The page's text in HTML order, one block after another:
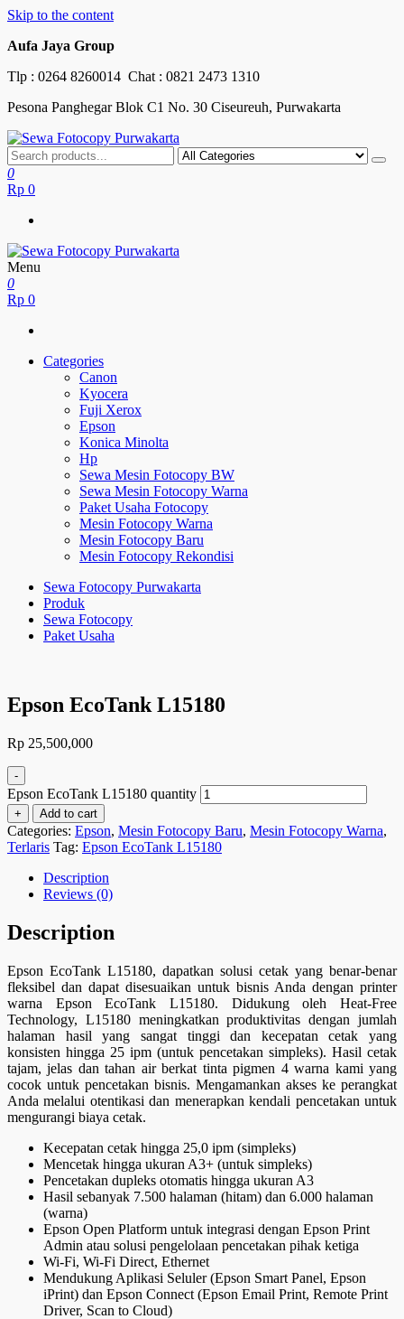
Skip to the content
Aufa Jaya Group
Tlp : 0264 8260014 Chat : 0821 2473 1310
Pesona Panghegar Blok C1 No. 30 Ciseureuh, Purwakarta
Sewa Fotocopy Purwakarta
Free Maintenance
0
Rp 0
Sewa Fotocopy Purwakarta
Free Maintenance
Menu
0
Rp 0
Categories
Canon
Kyocera
Fuji Xerox
Epson
Konica Minolta
Hp
Sewa Mesin Fotocopy BW
Sewa Mesin Fotocopy Warna
Paket Usaha Fotocopy
Mesin Fotocopy Warna
Mesin Fotocopy Baru
Mesin Fotocopy Rekondisi
Sewa Fotocopy Purwakarta
Produk
Sewa Fotocopy
Paket Usaha
Epson EcoTank L15180
Rp 25,500,000
-
Epson EcoTank L15180 quantity
+ Add to cart
Categories: Epson, Mesin Fotocopy Baru, Mesin Fotocopy Warna,
Terlaris Tag: Epson EcoTank L15180
Description
Reviews (0)
Description
Epson EcoTank L15180, dapatkan solusi cetak yang benar-benar
fleksibel dan dapat disesuaikan untuk bisnis Anda dengan printer
warna Epson EcoTank L15180. Didukung oleh Heat-Free
Technology, L15180 meningkatkan produktivitas dengan jumlah
halaman hasil yang sangat tinggi dan kecepatan cetak yang
konsisten hingga 25 ipm (untuk pencetakan simpleks). Hasil cetak
tajam, jelas dan tahan air berkat tinta pigmen 4 warna kami yang
cocok untuk pencetakan bisnis. Mengamankan akses ke perangkat
Anda melalui otentikasi dan menerapkan kendali pencetakan untuk
mengurangi biaya cetak.
Kecepatan cetak hingga 25,0 ipm (simpleks)
Mencetak hingga ukuran A3+ (untuk simpleks)
Pencetakan dupleks otomatis hingga ukuran A3
Hasil sebanyak 7.500 halaman (hitam) dan 6.000 halaman
(warna)
Epson Open Platform untuk integrasi dengan Epson Print
Admin atau solusi pengelolaan pencetakan pihak ketiga
Wi-Fi, Wi-Fi Direct, Ethernet
Mendukung Aplikasi Seluler (Epson Smart Panel, Epson
iPrint) dan Epson Connect (Epson Email Print, Remote Print
Driver, Scan to Cloud)